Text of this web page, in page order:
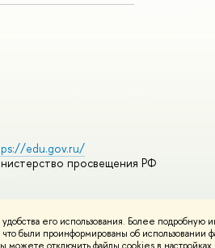
его использования. Более подробную
что были проинформированы об
edu.gov.ru/
просвещения РФ
Политика конфиденциальностиКарта